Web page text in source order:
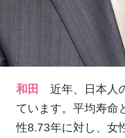
和田
近年、日本人
ています。平均寿命
性8.73年に対し、女